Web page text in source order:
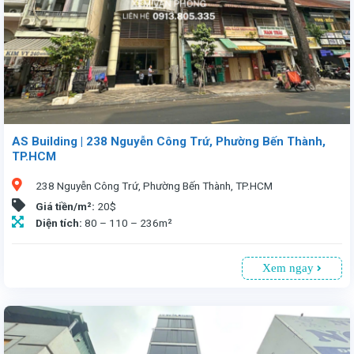
AS Building | 238 Nguyễn Công Trứ, Phường Bến Thành,
TP.HCM
238 Nguyễn Công Trứ, Phường Bến Thành, TP.HCM
Giá tiền/m²: 20$
Diện tích: 80 – 110 – 236m²
Xem ngay